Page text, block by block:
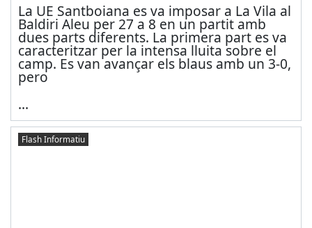
La UE Santboiana es va imposar a La Vila al
Baldiri Aleu per 27 a 8 en un partit amb
dues parts diferents. La primera part es va
caracteritzar per la intensa lluita sobre el
camp. Es van avançar els blaus amb un 3-0,
pero
...
Flash Informatiu